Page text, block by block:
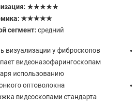
★★★★★
★★★★★
сегмент: средний
визуализации у фиброскопов
видеоназофарингоскопам
использованию
оптоволокна
видеоскопами стандарта